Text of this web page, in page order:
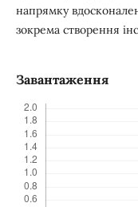
напрямку
зокрема створення
Завантаження